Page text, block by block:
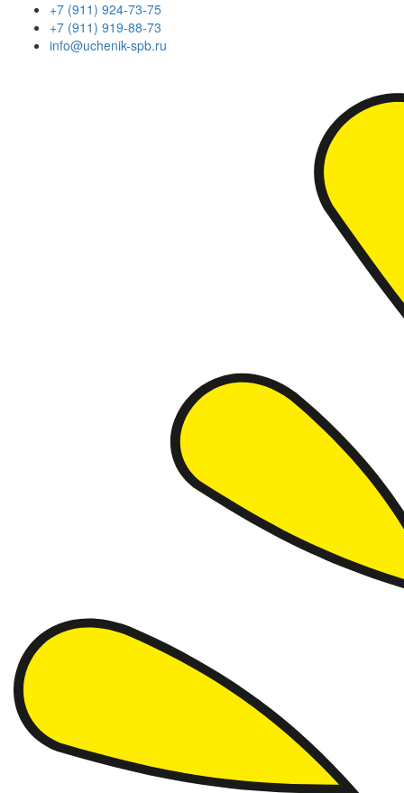
+7 (911) 924-73-75
+7 (911) 919-88-73
info@uchenik-spb.ru